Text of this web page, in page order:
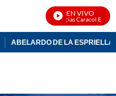
EN VIVO
Noticias Caracol En Vivo
ABELARDO DE LA ESPRIELLA